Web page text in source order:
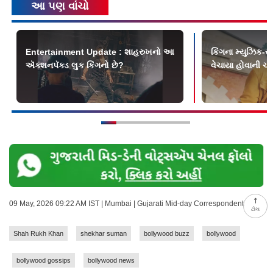
ટોચ
આ પણ વાંચો
Entertainment Update : શાહરુખનો આ
ઍક્શનપૅક્ડ લુક કિંગનો છે?
કિંગના મ્યુઝિક-
વેચાયા હોવાની
09 May, 2026 09:22 AM IST | Mumbai | Gujarati Mid-day Correspondent
Shah Rukh Khan shekhar suman bollywood buzz bollywood
bollywood gossips bollywood news